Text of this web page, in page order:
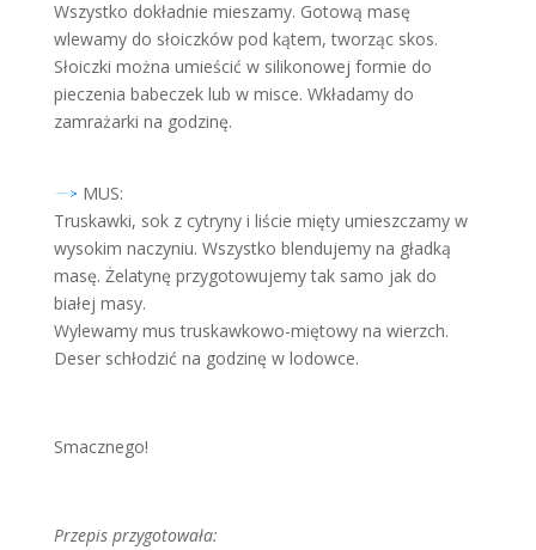
Wszystko dokładnie mieszamy. Gotową masę
wlewamy do słoiczków pod kątem, tworząc skos.
Słoiczki można umieścić w silikonowej formie do
pieczenia babeczek lub w misce. Wkładamy do
zamrażarki na godzinę.
MUS:
Truskawki, sok z cytryny i liście mięty umieszczamy w
wysokim naczyniu. Wszystko blendujemy na gładką
masę. Żelatynę przygotowujemy tak samo jak do
białej masy.
Wylewamy mus truskawkowo-miętowy na wierzch.
Deser schłodzić na godzinę w lodowce.
Smacznego!
Przepis przygotowała: